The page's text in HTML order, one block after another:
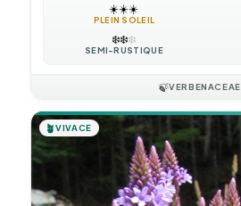
☀️☀️☀️
PLEIN SOLEIL
❄️❄️❄️
SEMI-RUSTIQUE
🍃VERBENACEAE
🪴VIVACE